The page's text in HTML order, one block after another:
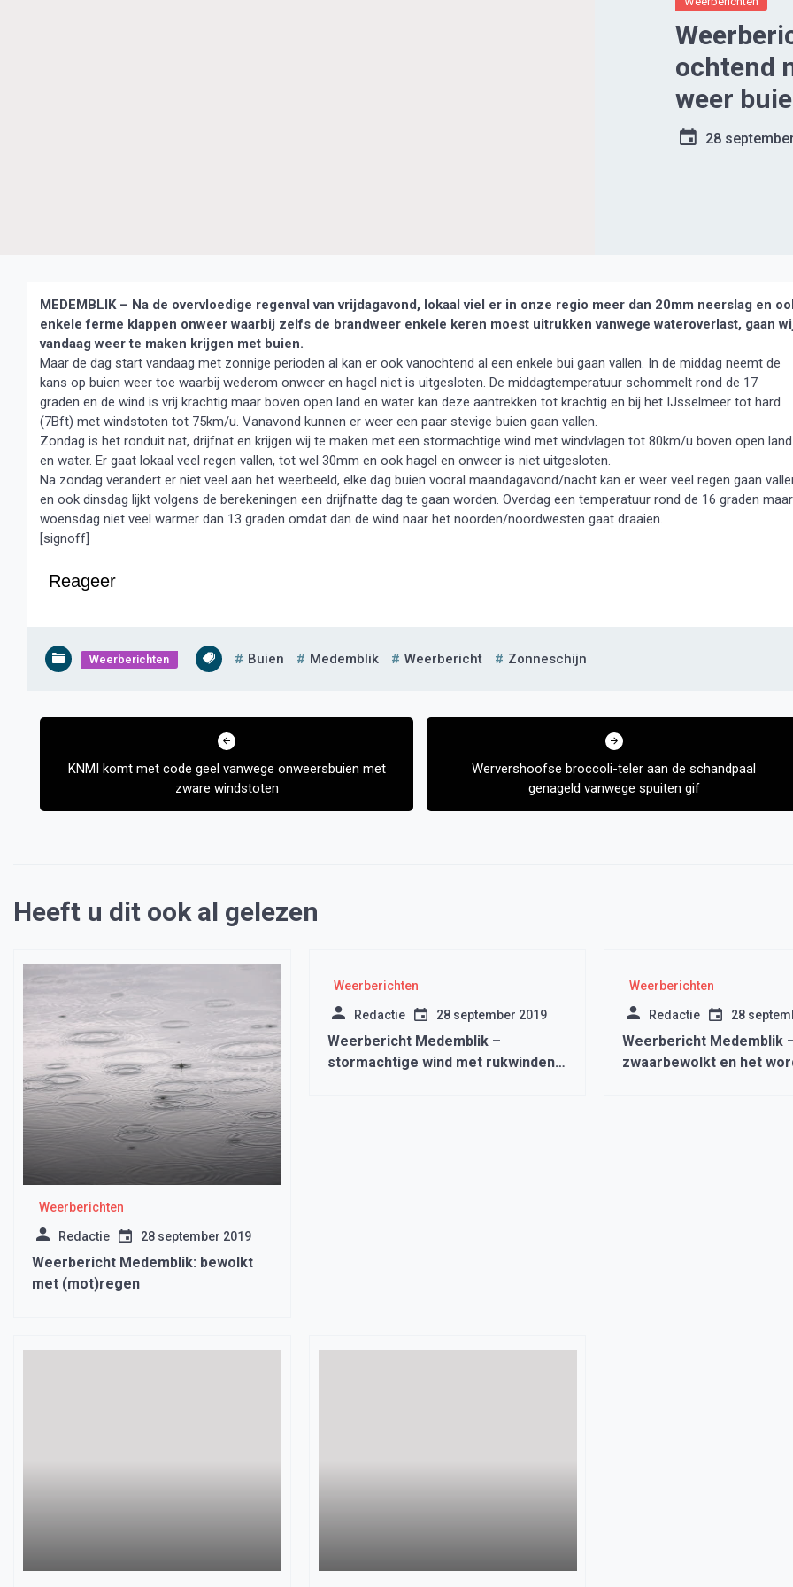
ochtend
weer
28
MEDEMBLIK – Na de overvloedige regenval van vrijdagavond, lokaal viel er in onze regio meer dan 20mm neerslag en
enkele ferme klappen onweer waarbij zelfs de brandweer enkele keren moest uitrukken vanwege wateroverlast, gaan
vandaag weer te maken krijgen met buien.
Maar de dag start vandaag met zonnige perioden al kan er ook vanochtend al een enkele bui gaan vallen. In de middag neemt de
kans op buien weer toe waarbij wederom onweer en hagel niet is uitgesloten. De middagtemperatuur schommelt rond de 17
graden en de wind is vrij krachtig maar boven open land en water kan deze aantrekken tot krachtig en bij het IJsselmeer tot hard
(7Bft) met windstoten tot 75km/u. Vanavond kunnen er weer een paar stevige buien gaan vallen.
Zondag is het ronduit nat, drijfnat en krijgen wij te maken met een stormachtige wind met windvlagen tot 80km/u boven open land
en water. Er gaat lokaal veel regen vallen, tot wel 30mm en ook hagel en onweer is niet uitgesloten.
Na zondag verandert er niet veel aan het weerbeeld, elke dag buien vooral maandagavond/nacht kan er weer veel regen gaan
en ook dinsdag lijkt volgens de berekeningen een drijfnatte dag te gaan worden. Overdag een temperatuur rond de 16 graden maar
woensdag niet veel warmer dan 13 graden omdat dan de wind naar het noorden/noordwesten gaat draaien.
[signoff]
Reageer
Weerberichten Buien Medemblik Weerbericht Zonneschijn
Bericht
KNMI komt met code geel vanwege onweersbuien met
zware windstoten
Wervershoofse broccoli-teler aan de schandpaal
genageld vanwege spuiten gif
Heeft u dit ook al gelezen
Weerberichten
Redactie 28 september 2019
Weerbericht Medemblik: bewolkt
met (mot)regen
Weerberichten
Redactie 28 september 2019
Weerbericht Medemblik –
stormachtige wind met rukwinden
Weerberichten
Redactie 28
Weerbericht Medemblik
zwaarbewolkt en het